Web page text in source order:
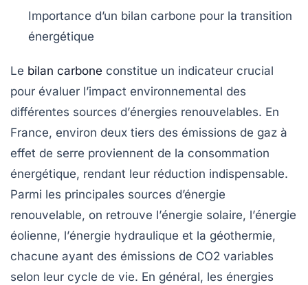
Importance d’un bilan carbone pour la transition
énergétique
Le bilan carbone constitue un indicateur crucial
pour évaluer l’impact environnemental des
différentes sources d’énergies renouvelables. En
France, environ deux tiers des émissions de gaz à
effet de serre proviennent de la consommation
énergétique, rendant leur réduction indispensable.
Parmi les principales sources d’énergie
renouvelable, on retrouve l’énergie solaire, l’énergie
éolienne, l’énergie hydraulique et la géothermie,
chacune ayant des émissions de CO2 variables
selon leur cycle de vie. En général, les énergies